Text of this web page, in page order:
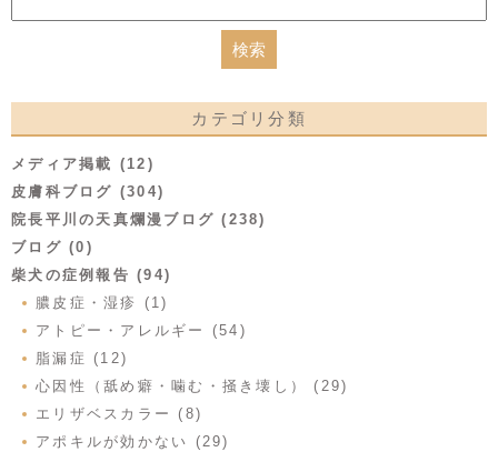
カテゴリ分類
メディア掲載 (12)
皮膚科ブログ (304)
院長平川の天真爛漫ブログ (238)
ブログ (0)
柴犬の症例報告 (94)
膿皮症・湿疹 (1)
アトピー・アレルギー (54)
脂漏症 (12)
心因性（舐め癖・噛む・掻き壊し） (29)
エリザベスカラー (8)
アポキルが効かない (29)